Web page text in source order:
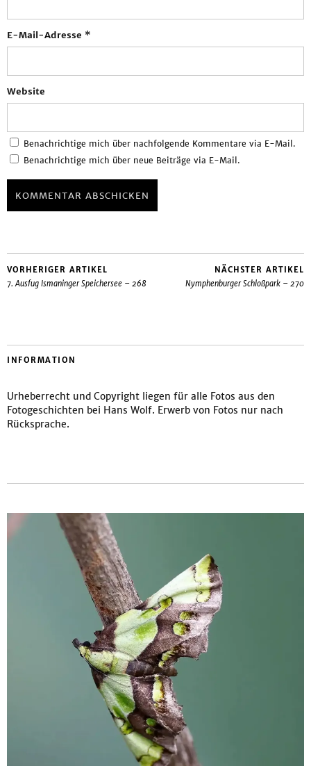
E-Mail-Adresse *
Website
Benachrichtige mich über nachfolgende Kommentare via E-Mail.
Benachrichtige mich über neue Beiträge via E-Mail.
VORHERIGER ARTIKEL
7. Ausfug Ismaninger Speichersee – 268
NÄCHSTER ARTIKEL
Nymphenburger Schloßpark – 270
INFORMATION
Urheberrecht und Copyright liegen für alle Fotos aus den
Fotogeschichten bei Hans Wolf. Erwerb von Fotos nur nach
Rücksprache.